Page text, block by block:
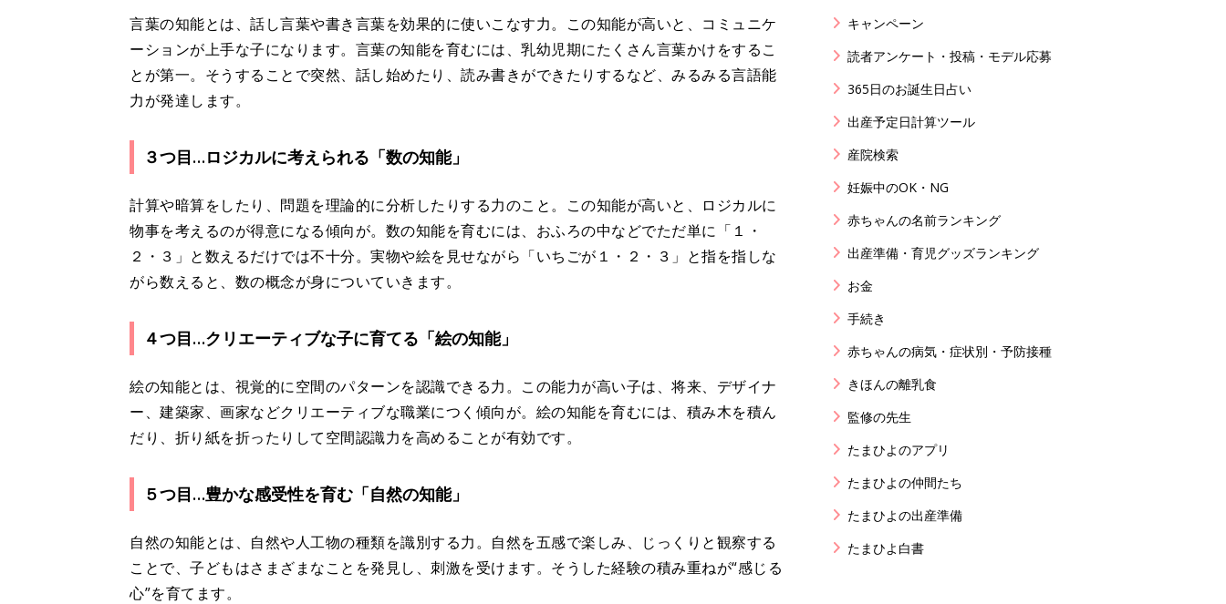
言葉の知能とは、話し言葉や書き言葉を効果的に使いこなす力。この知能が高いと、コミュニケ
ーションが上手な子になります。言葉の知能を育むには、乳幼児期にたくさん言葉かけをするこ
とが第一。そうすることで突然、話し始めたり、読み書きができたりするなど、みるみる言語能
力が発達します。
３つ目…ロジカルに考えられる「数の知能」
計算や暗算をしたり、問題を理論的に分析したりする力のこと。この知能が高いと、ロジカルに
物事を考えるのが得意になる傾向が。数の知能を育むには、おふろの中などでただ単に「１・
２・３」と数えるだけでは不十分。実物や絵を見せながら「いちごが１・２・３」と指を指しな
がら数えると、数の概念が身についていきます。
４つ目…クリエーティブな子に育てる「絵の知能」
絵の知能とは、視覚的に空間のパターンを認識できる力。この能力が高い子は、将来、デザイナ
ー、建築家、画家などクリエーティブな職業につく傾向が。絵の知能を育むには、積み木を積ん
だり、折り紙を折ったりして空間認識力を高めることが有効です。
５つ目…豊かな感受性を育む「自然の知能」
自然の知能とは、自然や人工物の種類を識別する力。自然を五感で楽しみ、じっくりと観察する
ことで、子どもはさまざまなことを発見し、刺激を受けます。そうした経験の積み重ねが“感じる
心”を育てます。
キャンペーン
読者アンケート・投稿・モデル応募
365日のお誕生日占い
出産予定日計算ツール
産院検索
妊娠中のOK・NG
赤ちゃんの名前ランキング
出産準備・育児グッズランキング
お金
手続き
赤ちゃんの病気・症状別・予防接種
きほんの離乳食
監修の先生
たまひよのアプリ
たまひよの仲間たち
たまひよの出産準備
たまひよ白書